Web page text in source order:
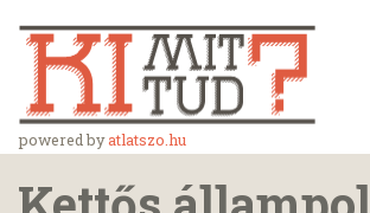
powered byatlatszo.hu